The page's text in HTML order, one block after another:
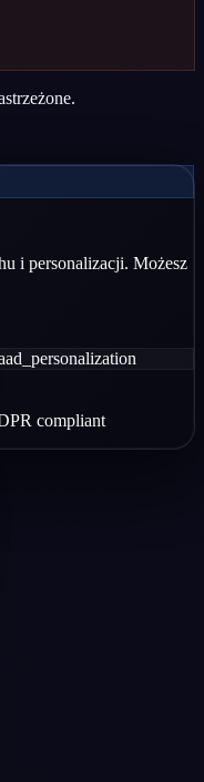
i personalizacji. Możesz
ad_personalization
compliant